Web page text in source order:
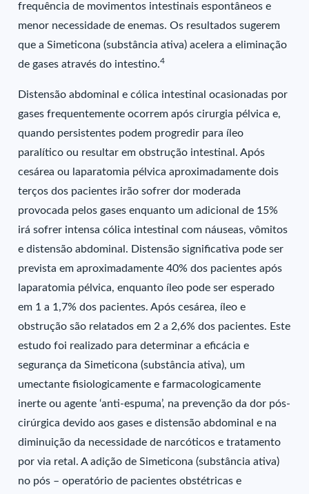
frequência de movimentos intestinais espontâneos e
menor necessidade de enemas. Os resultados sugerem
que a Simeticona (substância ativa) acelera a eliminação
de gases através do intestino.4
Distensão abdominal e cólica intestinal ocasionadas por
gases frequentemente ocorrem após cirurgia pélvica e,
quando persistentes podem progredir para íleo
paralítico ou resultar em obstrução intestinal. Após
cesárea ou laparatomia pélvica aproximadamente dois
terços dos pacientes irão sofrer dor moderada
provocada pelos gases enquanto um adicional de 15%
irá sofrer intensa cólica intestinal com náuseas, vômitos
e distensão abdominal. Distensão significativa pode ser
prevista em aproximadamente 40% dos pacientes após
laparatomia pélvica, enquanto íleo pode ser esperado
em 1 a 1,7% dos pacientes. Após cesárea, íleo e
obstrução são relatados em 2 a 2,6% dos pacientes. Este
estudo foi realizado para determinar a eficácia e
segurança da Simeticona (substância ativa), um
umectante fisiologicamente e farmacologicamente
inerte ou agente ‘anti-espuma’, na prevenção da dor pós-
cirúrgica devido aos gases e distensão abdominal e na
diminuição da necessidade de narcóticos e tratamento
por via retal. A adição de Simeticona (substância ativa)
no pós – operatório de pacientes obstétricas e